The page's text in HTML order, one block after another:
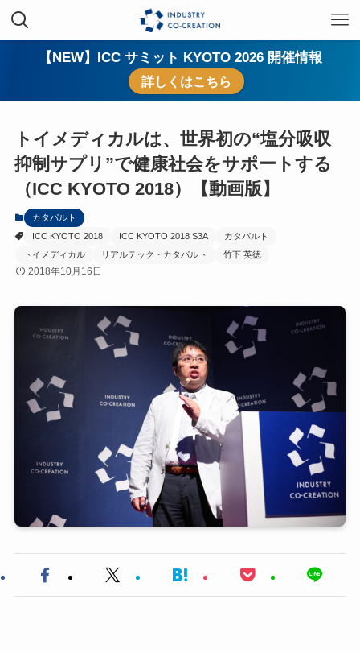
【NEW】ICC サミット KYOTO 2026 開催情報
詳しくはこちら
トイメディカルは、世界初の“塩分吸収
抑制サプリ”で健康社会をサポートする
（ICC KYOTO 2018）【動画版】
カタパルト
ICC KYOTO 2018
ICC KYOTO 2018 S3A
カタパルト
トイメディカル
リアルテック・カタパルト 竹下 英徳
2018年10月16日